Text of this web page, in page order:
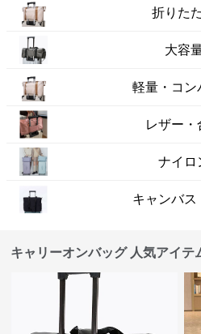
折りた
大容
軽量・コン
レザー・
ナイロ
キャンバス
キャリーオンバッグ 人気アイテ